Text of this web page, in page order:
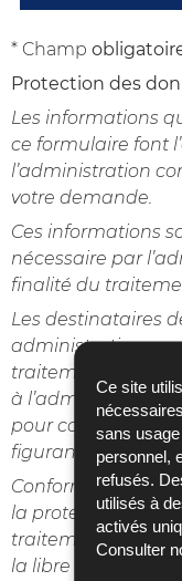
Ce site
sans
personnel,
refusés.
utilisés à
activés
Consulter
* Champ
Protection des
Les informations
ce formulaire font
l’administration
votre demande.
Ces informations
nécessaire par
finalité du
Les destinataires
administrations
traitement de
à l’administration
pour connaître les
figurant sur ce
Conformément au
la protection des
traitement des
la libre circulation